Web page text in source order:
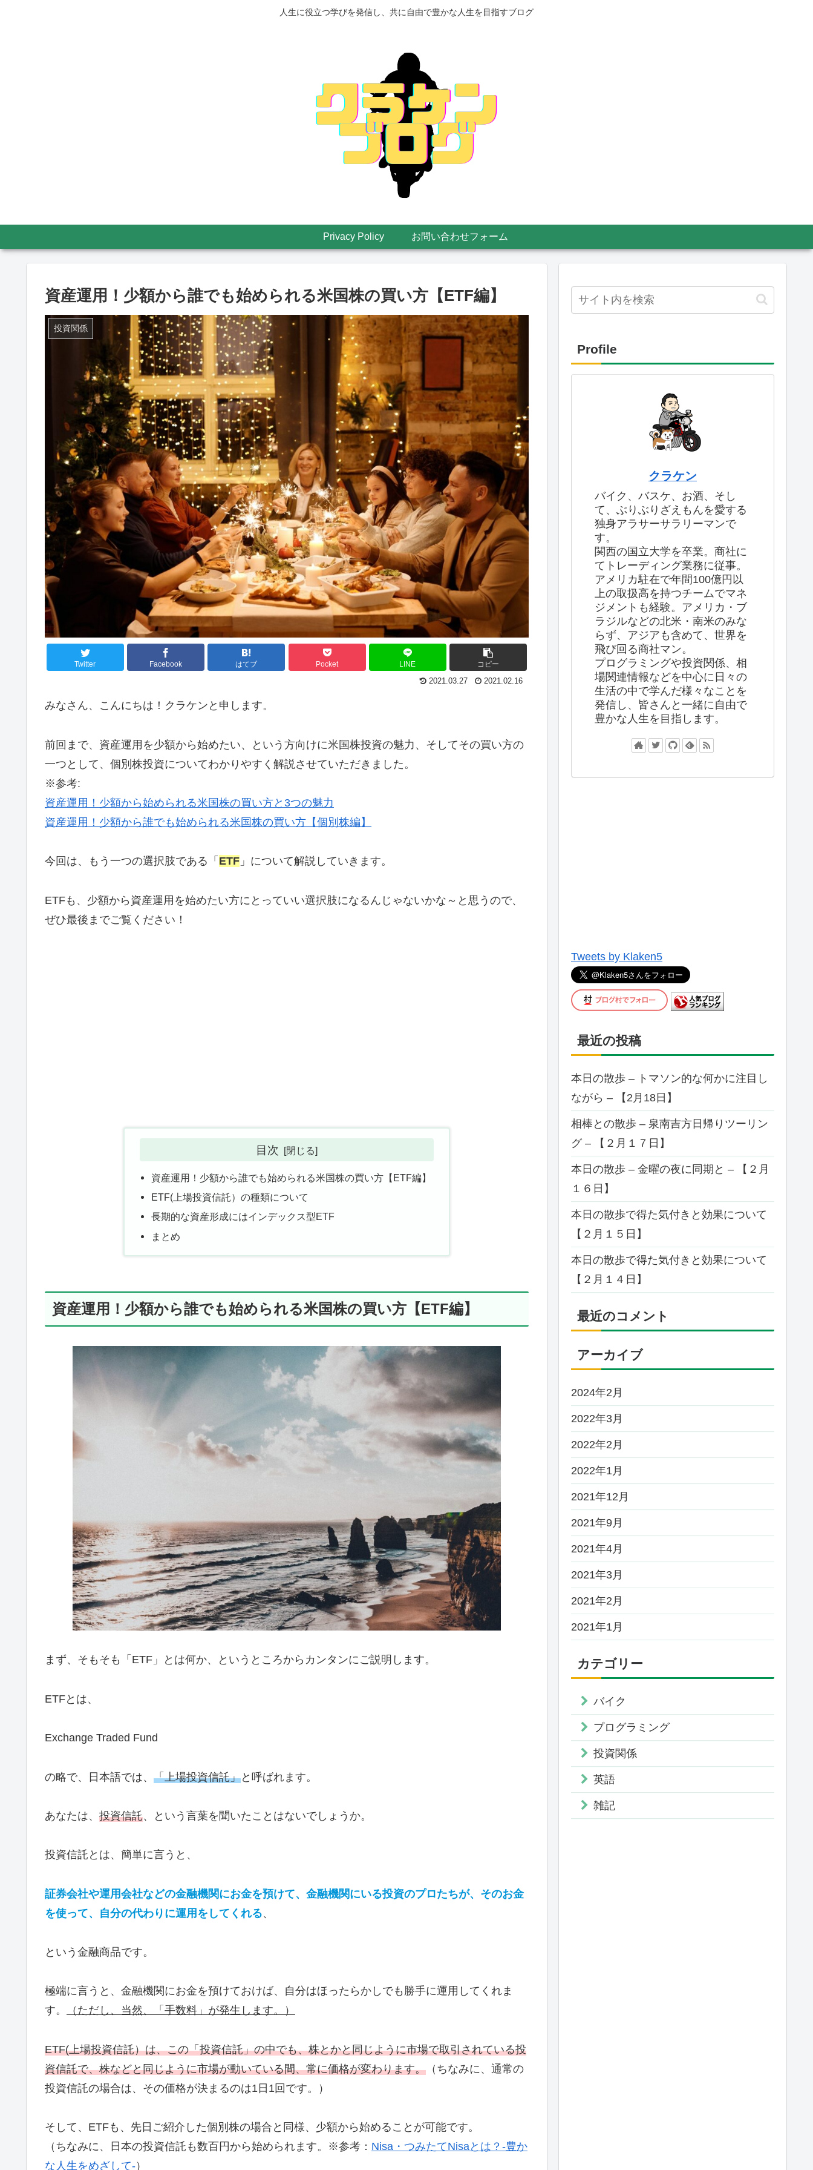
人生に役立つ学びを発信し、共に自由で豊かな人生を目指すブログ
Privacy Policy お問い合わせフォーム
資産運用！少額から誰でも始められる米国株の買い方【ETF編】
投資関係
Twitter Facebook はてブ Pocket LINE コピー
2021.03.27 2021.02.16
みなさん、こんにちは！クラケンと申します。
前回まで、資産運用を少額から始めたい、という方向けに米国株投資の魅力、そしてその買い方の
一つとして、個別株投資についてわかりやすく解説させていただきました。
※参考:
資産運用！少額から始められる米国株の買い方と3つの魅力
資産運用！少額から誰でも始められる米国株の買い方【個別株編】
今回は、もう一つの選択肢である「 ETF 」について解説していきます。
ETFも、少額から資産運用を始めたい方にとっていい選択肢になるんじゃないかな～と思うので、
ぜひ最後までご覧ください！
目次
資産運用！少額から誰でも始められる米国株の買い方【ETF編】
ETF(上場投資信託）の種類について
長期的な資産形成にはインデックス型ETF
まとめ
資産運用！少額から誰でも始められる米国株の買い方【ETF編】
まず、そもそも「ETF」とは何か、というところからカンタンにご説明します。
ETFとは、
Exchange Traded Fund
の略で、日本語では、 「上場投資信託」と呼ばれます。
あなたは、 投資信託、という言葉を聞いたことはないでしょうか。
投資信託とは、簡単に言うと、
証券会社や運用会社などの金融機関にお金を預けて、金融機関にいる投資のプロたちが、そのお金
を使って、自分の代わりに運用をしてくれる、
という金融商品です。
極端に言うと、金融機関にお金を預けておけば、自分はほったらかしでも勝手に運用してくれま
す。
（ただし、当然、「手数料」が発生します。）
ETF(上場投資信託）は、この「投資信託」の中でも、株とかと同じように市場で取引されている投
資信託で、株などと同じように市場が動いている間、常に価格が変わります。 （ちなみに、通常の
投資信託の場合は、その価格が決まるのは1日1回です。）
そして、ETFも、先日ご紹介した個別株の場合と同様、少額から始めることが可能です。
（ちなみに、日本の投資信託も数百円から始められます。※参考： Nisa・つみたてNisaとは？-豊か
な人生をめざして-）
Profile
クラケン
バイク、バスケ、お酒、そし
て、ぶりぶりざえもんを愛する
独身アラサーサラリーマンで
す。
関西の国立大学を卒業。商社に
てトレーディング業務に従事。
アメリカ駐在で年間100億円以
上の取扱高を持つチームでマネ
ジメントも経験。アメリカ・ブ
ラジルなどの北米・南米のみな
らず、アジアも含めて、世界を
飛び回る商社マン。
プログラミングや投資関係、相
場関連情報などを中心に日々の
生活の中で学んだ様々なことを
発信し、皆さんと一緒に自由で
豊かな人生を目指します。
Tweets by Klaken5
最近の投稿
本日の散歩 – トマソン的な何かに注目し
ながら – 【2月18日】
相棒との散歩 – 泉南吉方日帰りツーリン
グ – 【２月１７日】
本日の散歩 – 金曜の夜に同期と – 【２月
１６日】
本日の散歩で得た気付きと効果について
【２月１５日】
本日の散歩で得た気付きと効果について
【２月１４日】
最近のコメント
アーカイブ
2024年2月
2022年3月
2022年2月
2022年1月
2021年12月
2021年9月
2021年4月
2021年3月
2021年2月
2021年1月
カテゴリー
バイク
プログラミング
投資関係
英語
雑記